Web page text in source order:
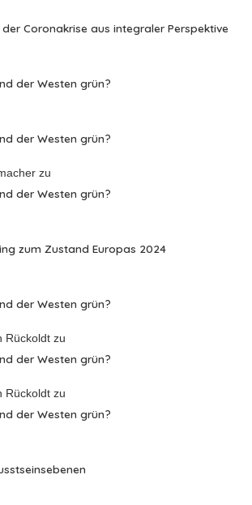
Coronakrise aus integraler Perspektive
der Westen grün?
der Westen grün?
zu
der Westen grün?
zum Zustand Europas 2024
der Westen grün?
Rückoldt zu
der Westen grün?
Rückoldt zu
der Westen grün?